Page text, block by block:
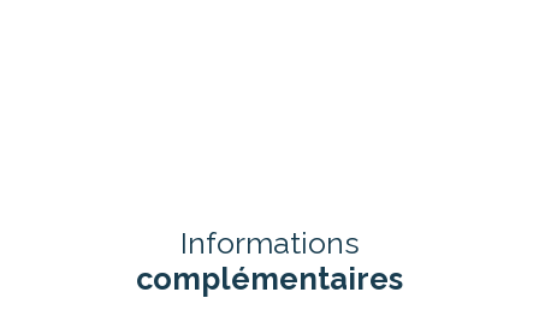
Informations
complémentaires